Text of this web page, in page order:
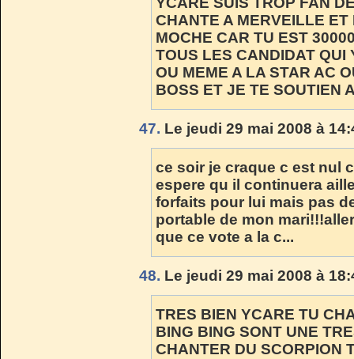
CHANTE A MERVEILLE
MOCHE CAR TU EST
TOUS LES CANDIDAT QUI
OU MEME A LA STAR AC
BOSS ET JE TE SOUTIEN
47. Le jeudi 29 mai 2008 à
ce soir je craque c est nul
espere qu il continuera
forfaits pour lui mais pas
portable de mon
que ce vote a la c...
48. Le jeudi 29 mai 2008 à
TRES BIEN YCARE TU
BING BING SONT UNE
CHANTER DU SCORPION